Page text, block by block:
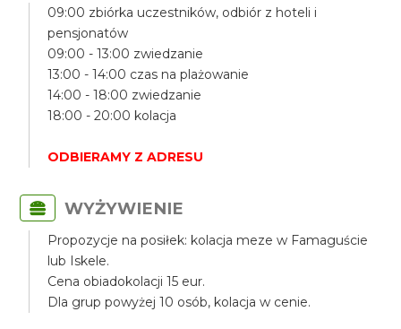
09:00 zbiórka uczestników, odbiór z hoteli i
pensjonatów
09:00 - 13:00 zwiedzanie
13:00 - 14:00 czas na plażowanie
14:00 - 18:00 zwiedzanie
18:00 - 20:00 kolacja
ODBIERAMY Z ADRESU
WYŻYWIENIE
Propozycje na posiłek: kolacja meze w Famaguście
lub Iskele.
Cena obiadokolacji 15 eur.
Dla grup powyżej 10 osób, kolacja w cenie.